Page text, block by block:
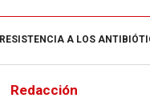
RESISTENCIA A LOS
Redacción